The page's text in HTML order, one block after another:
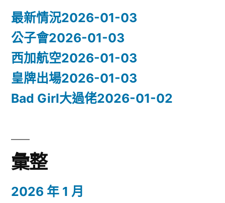
最新情況2026-01-03
公子會2026-01-03
西加航空2026-01-03
皇牌出場2026-01-03
Bad Girl大過佬2026-01-02
彙整
2026 年 1 月